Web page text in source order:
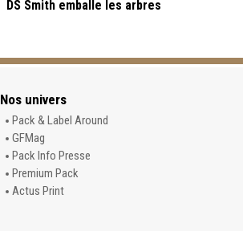
DS Smith emballe les arbres
Nos univers
Pack & Label Around
GFMag
Pack Info Presse
Premium Pack
Actus Print